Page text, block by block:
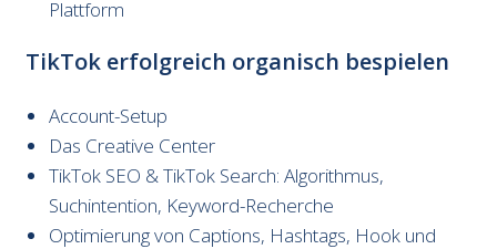
Plattform
TikTok erfolgreich organisch bespielen
Account-Setup
Das Creative Center
TikTok SEO & TikTok Search: Algorithmus,
Suchintention, Keyword-Recherche
Optimierung von Captions, Hashtags, Hook und